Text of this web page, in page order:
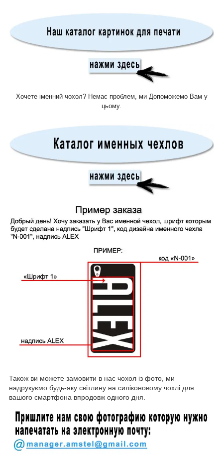
Хочете іменний чохол? Немає проблем, ми Допоможемо Вам у
цьому.
Також ви можете замовити в нас чохол із фото, ми
надрукуємо будь-яку світлину на силіконовому чохлі для
вашого смартфона впродовж одного дня.